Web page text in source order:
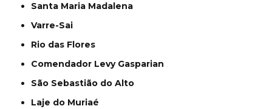
Santa Maria Madalena
Varre-Sai
Rio das Flores
Comendador Levy Gasparian
São Sebastião do Alto
Laje do Muriaé